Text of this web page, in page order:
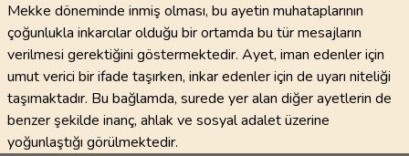
Mekke döneminde inmiş olması, bu ayetin muhataplarının
çoğunlukla inkarcılar olduğu bir ortamda bu tür mesajların
verilmesi gerektiğini göstermektedir. Ayet, iman edenler için
umut verici bir ifade taşırken, inkar edenler için de uyarı niteliği
taşımaktadır. Bu bağlamda, surede yer alan diğer ayetlerin de
benzer şekilde inanç, ahlak ve sosyal adalet üzerine
yoğunlaştığı görülmektedir.